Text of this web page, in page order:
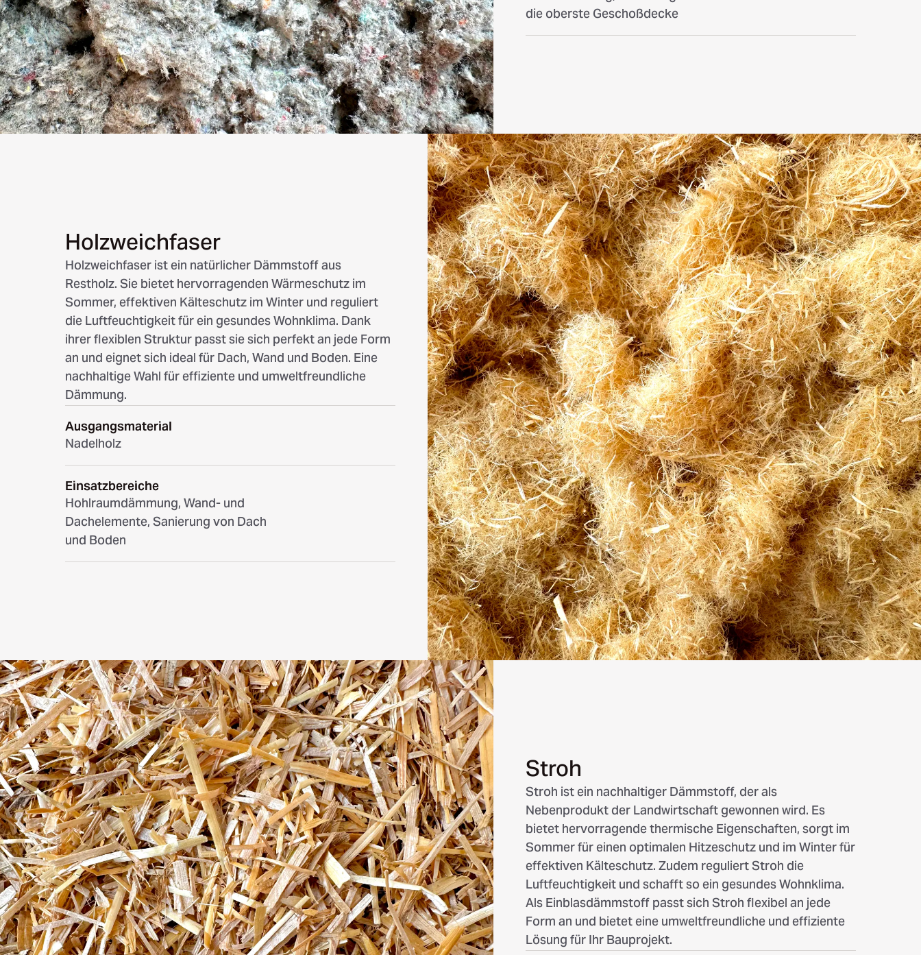
die oberste Geschoßdecke
Holzweichfaser
Holzweichfaser ist ein natürlicher Dämmstoff aus
Restholz. Sie bietet hervorragenden Wärmeschutz im
Sommer, effektiven Kälteschutz im Winter und reguliert
die Luftfeuchtigkeit für ein gesundes Wohnklima. Dank
ihrer flexiblen Struktur passt sie sich perfekt an jede Form
an und eignet sich ideal für Dach, Wand und Boden. Eine
nachhaltige Wahl für effiziente und umweltfreundliche
Dämmung.
Ausgangsmaterial
Nadelholz
Einsatzbereiche
Hohlraumdämmung, Wand- und
Dachelemente, Sanierung von Dach
und Boden
Stroh
Stroh ist ein nachhaltiger Dämmstoff, der als
Nebenprodukt der Landwirtschaft gewonnen wird. Es
bietet hervorragende thermische Eigenschaften, sorgt im
Sommer für einen optimalen Hitzeschutz und im Winter für
effektiven Kälteschutz. Zudem reguliert Stroh die
Luftfeuchtigkeit und schafft so ein gesundes Wohnklima.
Als Einblasdämmstoff passt sich Stroh flexibel an jede
Form an und bietet eine umweltfreundliche und effiziente
Lösung für Ihr Bauprojekt.